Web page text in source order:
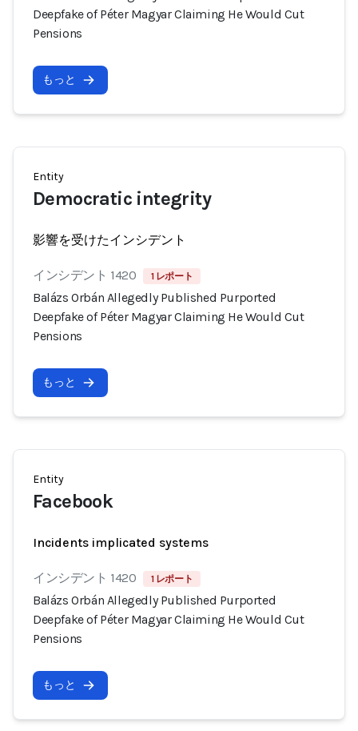
Deepfake of Péter Magyar Claiming He Would Cut
Pensions
もっと
Entity
Democratic integrity
影響を受けたインシデント
インシデント 1420 1 レポート
Balázs Orbán Allegedly Published Purported
Deepfake of Péter Magyar Claiming He Would Cut
Pensions
もっと
Entity
Facebook
Incidents implicated systems
インシデント 1420 1 レポート
Balázs Orbán Allegedly Published Purported
Deepfake of Péter Magyar Claiming He Would Cut
Pensions
もっと